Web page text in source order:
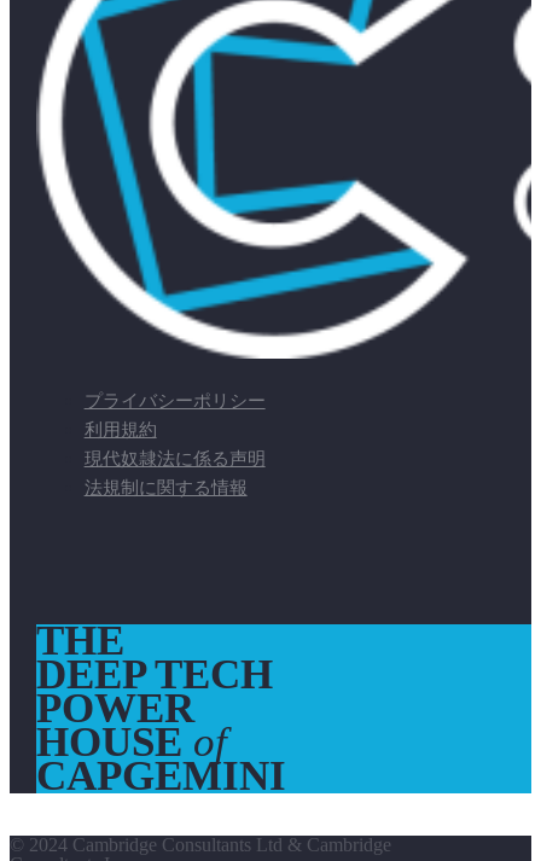
プライバシーポリシー
利用規約
現代奴隷法に係る声明
法規制に関する情報
THE
DEEP TECH
POWER
HOUSE of
CAPGEMINI
© 2024 Cambridge Consultants Ltd & Cambridge